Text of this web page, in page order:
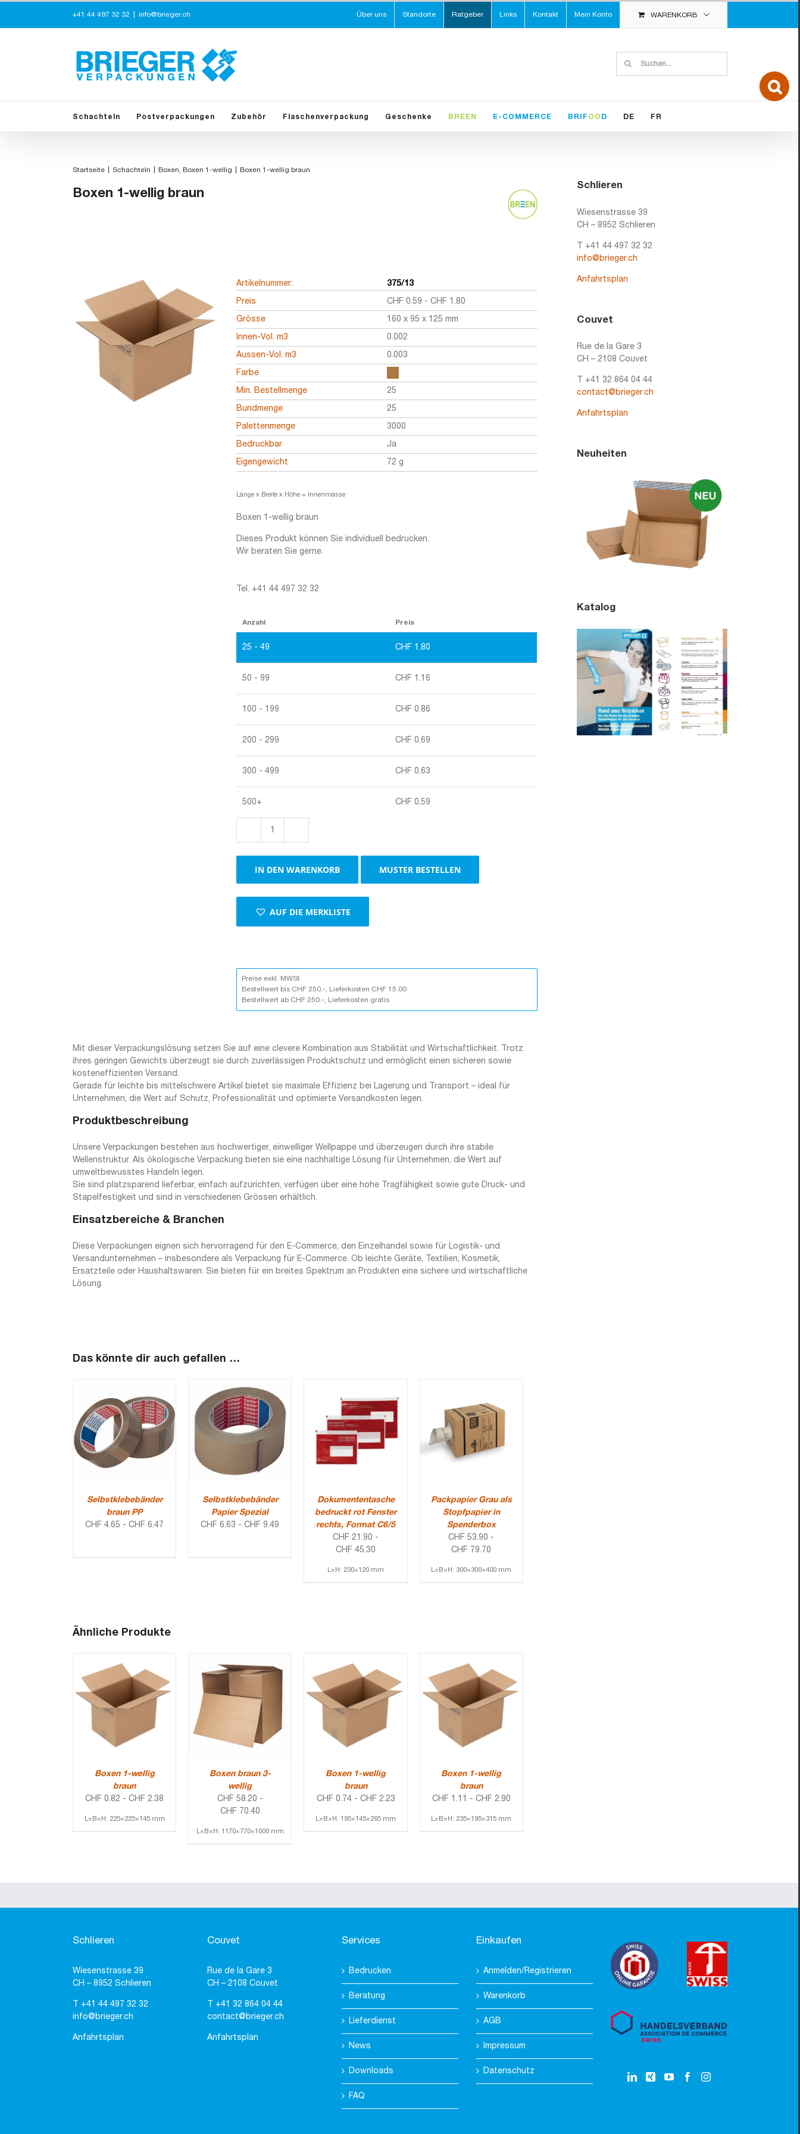
springen
+41 44 497 32 32 info@brieger.ch Über uns Standorte Ratgeber Links Kontakt Mein Konto WARENKORB
nach:
Schachteln Postverpackungen Zubehör Flaschenverpackung Geschenke BREEN E-COMMERCE BRIF OO D DE FR
Startseite Schachteln Boxen Boxen 1-wellig Boxen 1-wellig braun
Boxen 1-wellig braun
Artikelnummer: 375/13
Preis CHF 0.59 -CHF 1.80
Grösse 160 x 95 x 125 mm
Innen-Vol. m3 0.002
Aussen-Vol. m3 0.003
Farbe
Min. Bestellmenge 25
Bundmenge 25
Palettenmenge 3000
Bedruckbar Ja
Eigengewicht 72 g
Länge x Breite x Höhe = Innenmasse
Boxen 1-wellig braun
Dieses Produkt können Sie individuell bedrucken.
Wir beraten Sie gerne.
Tel. +41 44 497 32 32
Anzahl Preis
25 - 49 CHF 1.80
50 - 99 CHF 1.16
100 - 199 CHF 0.86
200 - 299 CHF 0.69
300 - 499 CHF 0.63
500+ CHF 0.59
braun
Menge
IN DEN WARENKORB MUSTER BESTELLEN
AUF DIE MERKLISTE
Preise exkl. MWSt
Bestellwert bis CHF 250.-, Lieferkosten CHF 15.00
Bestellwert ab CHF 250.-, Lieferkosten gratis
Mit dieser Verpackungslösung setzen Sie auf eine clevere Kombination aus Stabilität und Wirtschaftlichkeit. Trotz
ihres geringen Gewichts überzeugt sie durch zuverlässigen Produktschutz und ermöglicht einen sicheren sowie
kosteneffizienten Versand.
Gerade für leichte bis mittelschwere Artikel bietet sie maximale Effizienz bei Lagerung und Transport – ideal für
Unternehmen, die Wert auf Schutz, Professionalität und optimierte Versandkosten legen.
Produktbeschreibung
Unsere Verpackungen bestehen aus hochwertiger, einwelliger Wellpappe und überzeugen durch ihre stabile
Wellenstruktur. Als ökologische Verpackung bieten sie eine nachhaltige Lösung für Unternehmen, die Wert auf
umweltbewusstes Handeln legen.
Sie sind platzsparend lieferbar, einfach aufzurichten, verfügen über eine hohe Tragfähigkeit sowie gute Druck- und
Stapelfestigkeit und sind in verschiedenen Grössen erhältlich.
Einsatzbereiche & Branchen
Diese Verpackungen eignen sich hervorragend für den E-Commerce, den Einzelhandel sowie für Logistik- und
Versandunternehmen – insbesondere als Verpackung für E-Commerce. Ob leichte Geräte, Textilien, Kosmetik,
Ersatzteile oder Haushaltswaren: Sie bieten für ein breites Spektrum an Produkten eine sichere und wirtschaftliche
Lösung.
Das könnte dir auch gefallen …
Selbstklebebänder
braun PP
CHF 4.65 -CHF 6.47
Selbstklebebänder
Papier Spezial
CHF 6.63 -CHF 9.49
Dokumententasche
bedruckt rot Fenster
rechts, Format C6/5
CHF 21.90 -
CHF 45.30
L×H: 230×120 mm
Packpapier Grau als
Stopfpapier in
Spenderbox
CHF 53.90 -
CHF 79.70
L×B×H: 300×300×400 mm
Ähnliche Produkte
Boxen 1-wellig
braun
CHF 0.82 -CHF 2.38
L×B×H: 225×225×145 mm
Boxen braun 3-
wellig
CHF 58.20 -
CHF 70.40
L×B×H: 1170×770×1000 mm
Boxen 1-wellig
braun
CHF 0.74- CHF 2.23
L×B×H: 195×145×265 mm
Boxen 1-wellig
braun
CHF 1.11 - CHF 2.90
L×B×H: 235×195×315 mm
Schlieren
Wiesenstrasse 39
CH – 8952 Schlieren
T +41 44 497 32 32
info@brieger.ch
Anfahrtsplan
Couvet
Rue de la Gare 3
CH – 2108 Couvet
T +41 32 864 04 44
contact@brieger.ch
Anfahrtsplan
Neuheiten
Katalog
Schlieren
Wiesenstrasse 39
CH – 8952 Schlieren
+41 44 497 32 32
info@brieger.ch
Anfahrtsplan
Couvet
Rue de la Gare 3
CH – 2108 Couvet
+41 32 864 04 44
contact@brieger.ch
Anfahrtsplan
Services
Bedrucken
Beratung
Lieferdienst
News
Downloads
FAQ
Einkaufen
Anmelden/Registrieren
Warenkorb
AGB
Impressum
Datenschutz
Toggle
Sliding
Bar